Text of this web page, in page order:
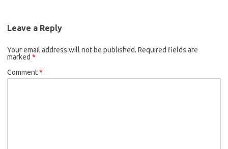
Leave a Reply
Your email address will not be published. Required fields are
marked *
Comment*